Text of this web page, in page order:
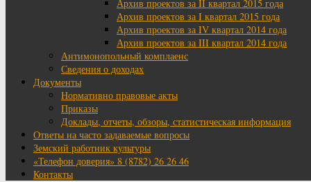
Архив проектов за II квартал 2015 года
Архив проектов за I квартал 2015 года
Архив проектов за IV квартал 2014 года
Архив проектов за III квартал 2014 года
Антимонопольный комплаенс
Сведения о доходах
Документы
Нормативно правовые акты
Приказы
Доклады, отчеты, обзоры, статистическая информация
Ответы на часто задаваемые вопросы
Земский работник культуры
«Телефон доверия» 8 (8782) 26 26 46
Контакты